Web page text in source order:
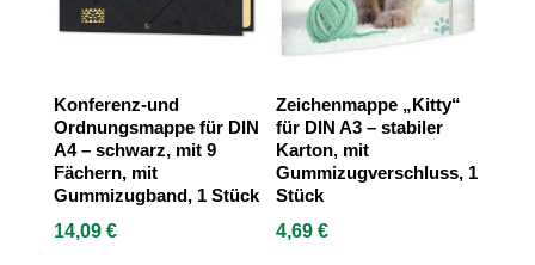
Konferenz-und
Ordnungsmappe für DIN
A4 – schwarz, mit 9
Fächern, mit
Gummizugband, 1 Stück
14,09 €
Zeichenmappe „Kitty“
für DIN A3 – stabiler
Karton, mit
Gummizugverschluss, 1
Stück
4,69€